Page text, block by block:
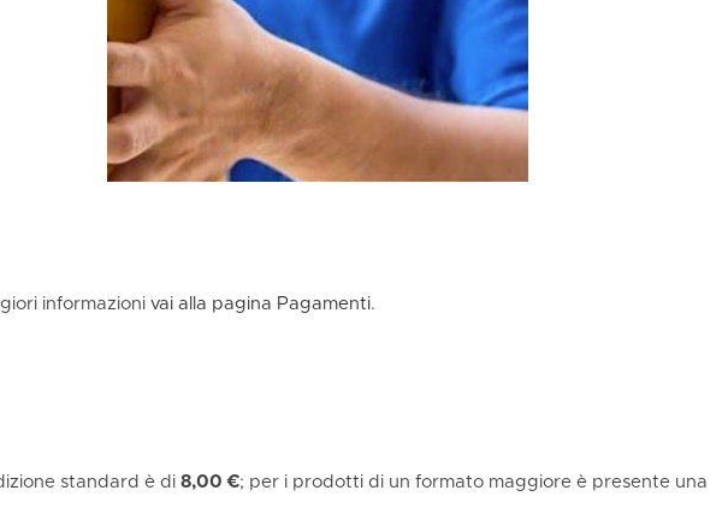
informazioni vai alla pagina Pagamenti.
standard è di 8,00 €; per i prodotti di un formato maggiore è presente una